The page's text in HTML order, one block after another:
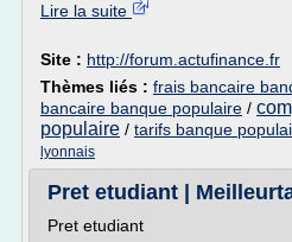
Lire la suite
Site : http://forum.actufinance.fr
Thèmes liés : frais bancaire
bancaire banque populaire /
populaire / tarifs banque
lyonnais
Pret etudiant |
Pret etudiant